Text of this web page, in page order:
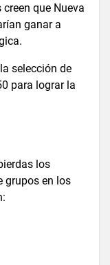
que Nueva
ganar a
selección de
para lograr la
los
grupos en los